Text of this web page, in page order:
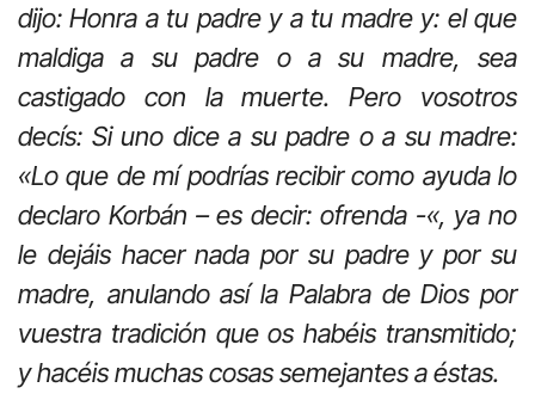
dijo: Honra a tu padre y a tu madre y: el que
maldiga a su padre o a su madre, sea
castigado con la muerte. Pero vosotros
decís: Si uno dice a su padre o a su madre:
«Lo que de mí podrías recibir como ayuda lo
declaro Korbán – es decir: ofrenda -«, ya no
le dejáis hacer nada por su padre y por su
madre, anulando así la Palabra de Dios por
vuestra tradición que os habéis transmitido;
y hacéis muchas cosas semejantes a éstas.